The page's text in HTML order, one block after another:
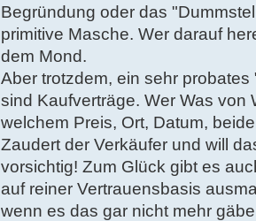
Begründung oder das
primitive Masche. Wer darauf
dem Mond.
Aber trotzdem, ein sehr
sind Kaufverträge. Wer Was von
welchem Preis, Ort, Datum,
Zaudert der Verkäufer und will
vorsichtig! Zum Glück gibt es
auf reiner Vertrauensbasis
wenn es das gar nicht mehr